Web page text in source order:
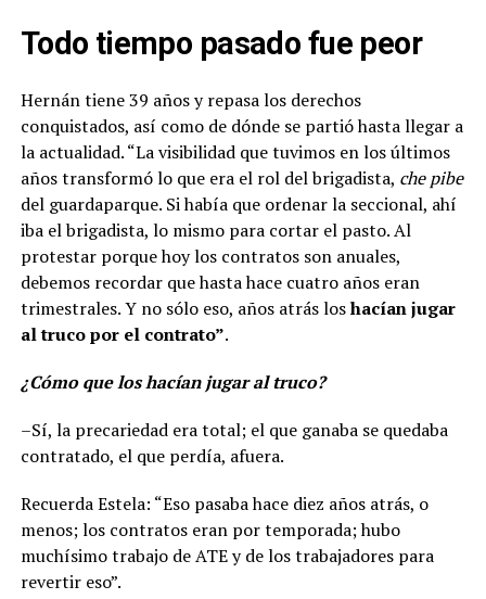
Todo tiempo pasado fue peor
Hernán tiene 39 años y repasa los derechos
conquistados, así como de dónde se partió hasta llegar a
la actualidad. “La visibilidad que tuvimos en los últimos
años transformó lo que era el rol del brigadista, che pibe
del guardaparque. Si había que ordenar la seccional, ahí
iba el brigadista, lo mismo para cortar el pasto. Al
protestar porque hoy los contratos son anuales,
debemos recordar que hasta hace cuatro años eran
trimestrales. Y no sólo eso, años atrás loshacían jugar
al truco por el contrato”.
¿Cómo que los hacían jugar al truco?
–Sí, la precariedad era total; el que ganaba se quedaba
contratado, el que perdía, afuera.
Recuerda Estela: “Eso pasaba hace diez años atrás, o
menos; los contratos eran por temporada; hubo
muchísimo trabajo de ATE y de los trabajadores para
revertir eso”.